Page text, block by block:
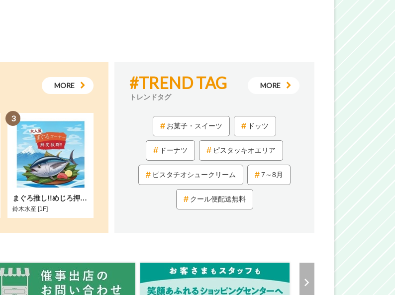
MORE
3
まぐろ推し!!めじろ押し!!
鈴木水産 [1F]
#TREND TAG
トレンドタグ
MORE
お菓子・スイーツ ドッツ
ドーナツ ピスタッキオエリア
ピスタチオシュークリーム 7～8月
クール便配送無料